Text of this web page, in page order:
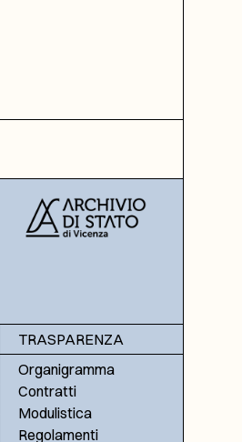
TRASPARENZA
Organigramma
Contratti
Modulistica
Regolamenti